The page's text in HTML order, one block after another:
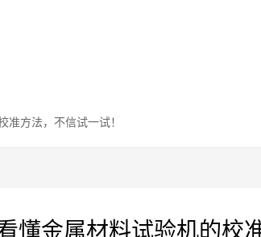
准方法，不信试一试！
懂金属材料试验机的校